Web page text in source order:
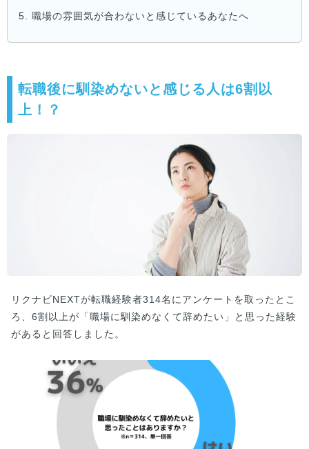
5. 職場の雰囲気が合わないと感じているあなたへ
転職後に馴染めないと感じる人は6割以
上！？
リクナビNEXTが転職経験者314名にアンケートを取ったとこ
ろ、6割以上が「職場に馴染めなくて辞めたい」と思った経験
があると回答しました。